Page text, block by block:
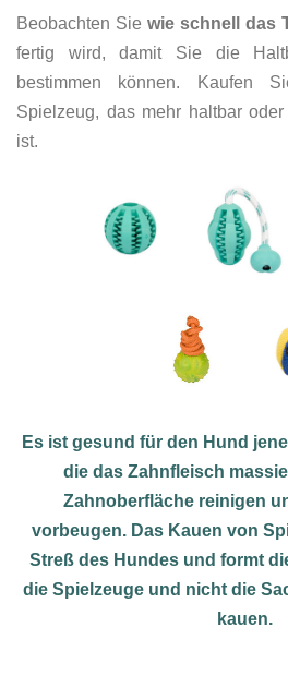
Beobachten Sie wie schnell das
fertig wird, damit Sie die
bestimmen können. Kaufen
Spielzeug, das mehr haltbar
ist.
Es ist gesund für den Hund
die das Zahnfleisch
Zahnoberfläche reinigen
vorbeugen. Das Kauen von
Streß des Hundes und formt
die Spielzeuge und nicht die
kauen.